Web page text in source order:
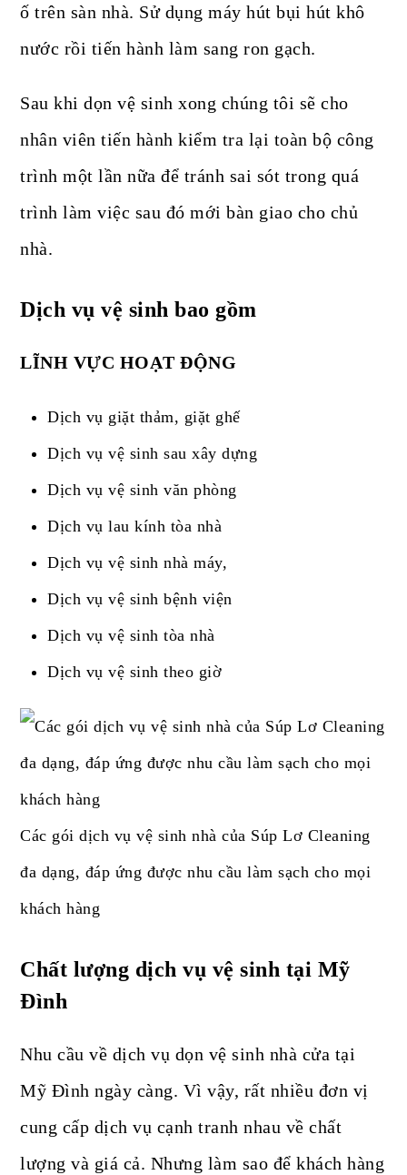
ố trên sàn nhà. Sử dụng máy hút bụi hút khô
nước rồi tiến hành làm sang ron gạch.
Sau khi dọn vệ sinh xong chúng tôi sẽ cho
nhân viên tiến hành kiểm tra lại toàn bộ công
trình một lần nữa để tránh sai sót trong quá
trình làm việc sau đó mới bàn giao cho chủ
nhà.
Dịch vụ vệ sinh bao gồm
LĨNH VỰC HOẠT ĐỘNG
Dịch vụ giặt thảm, giặt ghế
Dịch vụ vệ sinh sau xây dựng
Dịch vụ vệ sinh văn phòng
Dịch vụ lau kính tòa nhà
Dịch vụ vệ sinh nhà máy,
Dịch vụ vệ sinh bệnh viện
Dịch vụ vệ sinh tòa nhà
Dịch vụ vệ sinh theo giờ
Các gói dịch vụ vệ sinh nhà của Súp Lơ Cleaning
đa dạng, đáp ứng được nhu cầu làm sạch cho mọi
khách hàng
Chất lượng dịch vụ vệ sinh tại Mỹ
Đình
Nhu cầu về dịch vụ dọn vệ sinh nhà cửa tại
Mỹ Đình ngày càng. Vì vậy, rất nhiều đơn vị
cung cấp dịch vụ cạnh tranh nhau về chất
lượng và giá cả. Nhưng làm sao để khách hàng